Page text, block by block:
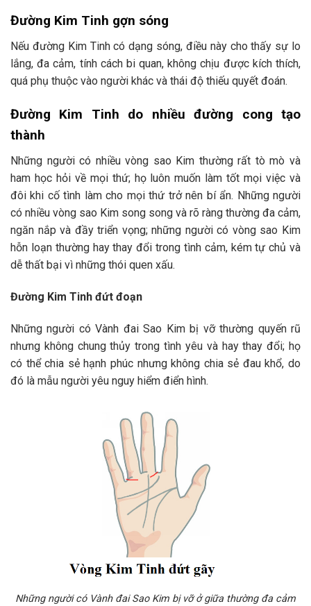
Đường Kim Tinh gợn sóng
Nếu đường Kim Tinh có dạng sóng, điều này cho thấy sự lo
lắng, đa cảm, tính cách bi quan, không chịu được kích thích,
quá phụ thuộc vào người khác và thái độ thiếu quyết đoán.
Đường Kim Tinh do nhiều đường cong tạo
thành
Những người có nhiều vòng sao Kim thường rất tò mò và
ham học hỏi về mọi thứ; họ luôn muốn làm tốt mọi việc và
đôi khi cố tình làm cho mọi thứ trở nên bí ẩn. Những người
có nhiều vòng sao Kim song song và rõ ràng thường đa cảm,
ngăn nắp và đầy triển vọng; những người có vòng sao Kim
hỗn loạn thường hay thay đổi trong tình cảm, kém tự chủ và
dễ thất bại vì những thói quen xấu.
Đường Kim Tinh đứt đoạn
Những người có Vành đai Sao Kim bị vỡ thường quyến rũ
nhưng không chung thủy trong tình yêu và hay thay đổi; họ
có thể chia sẻ hạnh phúc nhưng không chia sẻ đau khổ, do
đó là mẫu người yêu nguy hiểm điển hình.
Những người có Vành đai Sao Kim bị vỡ ở giữa thường đa cảm